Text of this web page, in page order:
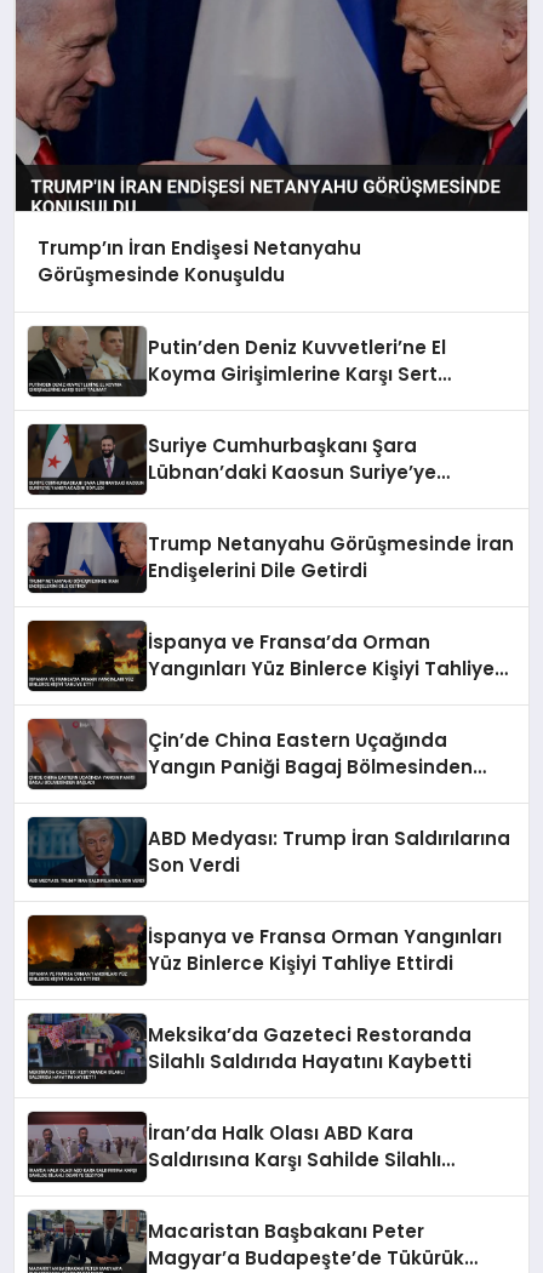
Trump’ın İran Endişesi Netanyahu
Görüşmesinde Konuşuldu
Putin’den Deniz Kuvvetleri’ne El
Koyma Girişimlerine Karşı Sert
Suriye Cumhurbaşkanı Şara
Lübnan’daki Kaosun Suriye’ye
Trump Netanyahu Görüşmesinde İran
Endişelerini Dile Getirdi
İspanya ve Fransa’da Orman
Yangınları Yüz Binlerce Kişiyi Tahliye
Çin’de China Eastern Uçağında
Yangın Paniği Bagaj Bölmesinden
ABD Medyası: Trump İran Saldırılarına
Son Verdi
İspanya ve Fransa Orman Yangınları
Yüz Binlerce Kişiyi Tahliye Ettirdi
Meksika’da Gazeteci Restoranda
Silahlı Saldırıda Hayatını Kaybetti
İran’da Halk Olası ABD Kara
Saldırısına Karşı Sahilde Silahlı
Macaristan Başbakanı Peter
Magyar’a Budapeşte’de Tükürük